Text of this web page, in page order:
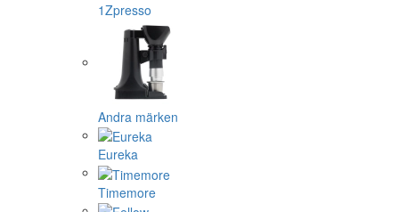
1Zpresso
Andra märken
Eureka
Timemore